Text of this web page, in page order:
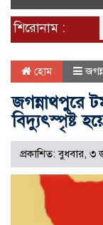
শিরোনাম :
হোম
জগন্নাথপুরে
বিদ্যুৎস্পৃষ্ট
প্রকাশিত: বুধবার,